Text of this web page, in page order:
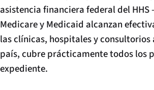
asistencia financiera federal del
Medicare y Medicaid alcanzan
las clínicas, hospitales y
país, cubre prácticamente todos los
expediente.